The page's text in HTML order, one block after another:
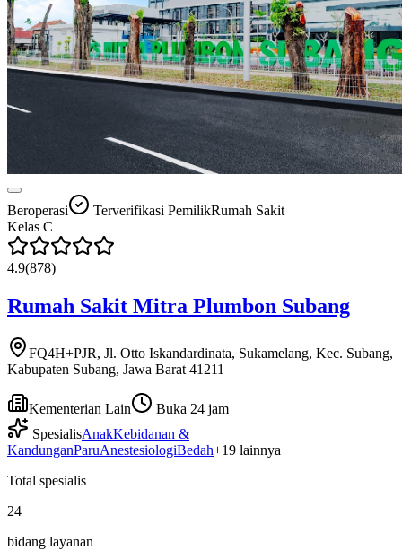
Beroperasi Terverifikasi PemilikRumah Sakit
Kelas C
4.9(878)
Rumah Sakit Mitra Plumbon Subang
FQ4H+PJR, Jl. Otto Iskandardinata, Sukamelang, Kec. Subang,
Kabupaten Subang, Jawa Barat 41211
Kementerian Lain
Buka 24 jam
SpesialisAnakKebidanan &
KandunganParuAnestesiologiBedah+19 lainnya
Total spesialis
24
bidang layanan